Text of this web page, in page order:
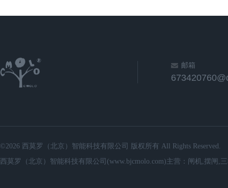
邮箱
©2026 西莫罗（北京）智能科技有限公司 版权所有 All Rights Reserved.
西莫罗（北京）智能科技有限公司(www.bjcmolo.com)主营：闸机,摆闸,